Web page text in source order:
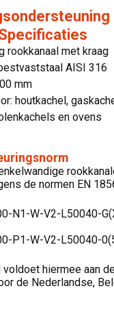
rookkanaal met kraag
AISI 316
mm
houtkachel,
en ovens
de normen EN
N1-W-V2-L50040-
P1-W-V2-L50040-
voldoet hiermee aan
de Nederlandse,